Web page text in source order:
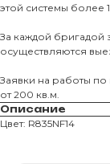
этой системы более
За каждой
осуществляются
Заявки на работы
от 200 кв.м.
Описание
Цвет: R835NF14